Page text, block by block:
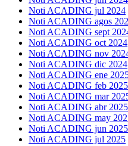
Noti ACADING jul 2024
Noti ACADING agos
Noti ACADING sept
Noti ACADING oct 2024
Noti ACADING nov
Noti ACADING dic 2024
Noti ACADING ene
Noti ACADING feb 2025
Noti ACADING mar
Noti ACADING abr 2025
Noti ACADING may
Noti ACADING jun 2025
Noti ACADING jul 2025